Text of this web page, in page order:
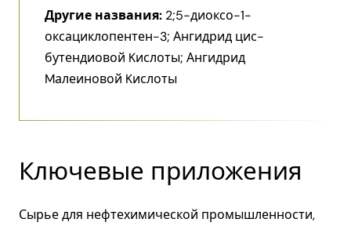
Другие названия: 2;5-диоксо-1-
оксациклопентен-3; Ангидрид цис-
бутендиовой Kислоты; Ангидрид
Mалеиновой Kислоты
Ключевые приложения
Сырье для нефтехимической промышленности,